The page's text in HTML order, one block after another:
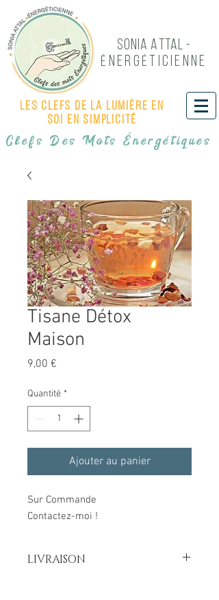
Sonia Attal -
É NERG É TICIENNE
Les Clefs de LA LUMIÈRE EN
SOI EN SIMPLICITÉ
Clefs Des Mots Énergétiques
Tisane Détox
Maison
9,00 €
Quantité *
Ajouter au panier
Sur Commande
Contactez-moi !
LIVRAISON